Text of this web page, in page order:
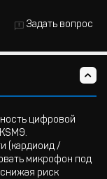
Задать вопрос
цифровой
(кардиоид /
микрофон под
риск